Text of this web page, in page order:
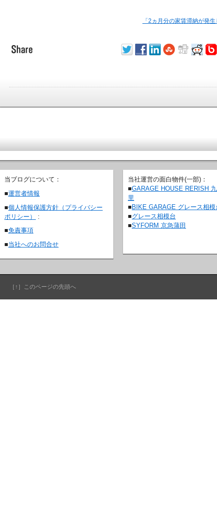
「2ヵ月分の家賃滞納が発
当ブログについて：
■運営者情報
■個人情報保護方針（プライバシー
ポリシー）
:
■免責事項
■当社へのお問合せ
当社運営の面白物件(一部)：
■GARAGE HOUSE RERISH
里
■ BIKE GARAGE グレース相模
■グレース相模台
■SYFORM 京急蒲田
［↑］このページの先頭へ